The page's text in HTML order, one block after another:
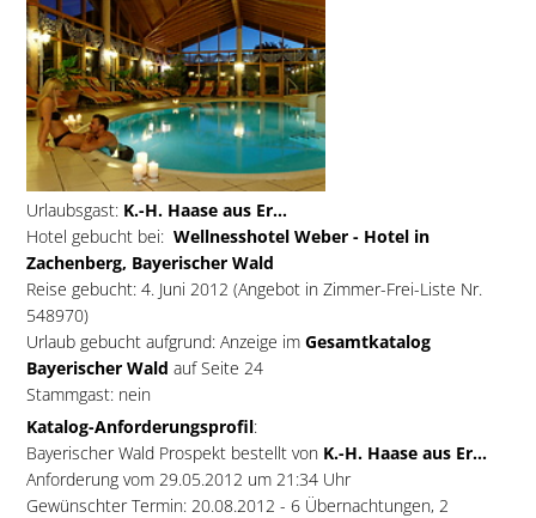
Urlaubsgast:K.-H. Haase aus Er...
Hotel gebucht bei:Wellnesshotel Weber - Hotel in
Zachenberg, Bayerischer Wald
Reise gebucht: 4. Juni 2012 (Angebot in Zimmer-Frei-Liste Nr.
548970)
Urlaub gebucht aufgrund: Anzeige im Gesamtkatalog
Bayerischer Wald auf Seite 24
Stammgast: nein
Katalog-Anforderungsprofil:
Bayerischer Wald Prospekt bestellt von K.-H. Haase aus Er...
Anforderung vom 29.05.2012 um 21:34 Uhr
Gewünschter Termin: 20.08.2012 - 6 Übernachtungen, 2